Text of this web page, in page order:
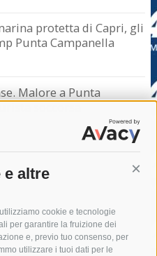
e altre
cookie e tecnologie
per garantire la fruizione dei
e, previo tuo consenso, per
utilizzare i tuoi dati per le
protetta di Capri, gli
Punta Campanella
Malore a Punta
soccorsa